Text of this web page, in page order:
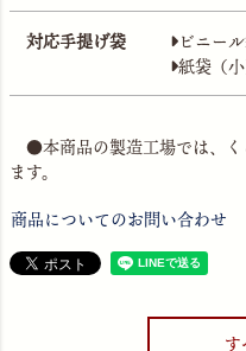
対応手提げ袋
ビニー
紙袋（小
●本商品の製造工場では、
ます。
商品についてのお問い合わせ